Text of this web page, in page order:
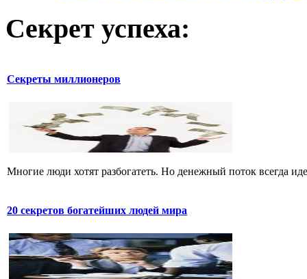
Секрет успеха:
Секреты миллионеров
Многие люди хотят разбогатеть. Но денежный поток всегда
20 секретов богатейших людей мира